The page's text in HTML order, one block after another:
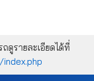
ดูรายละเอียดได้ที่